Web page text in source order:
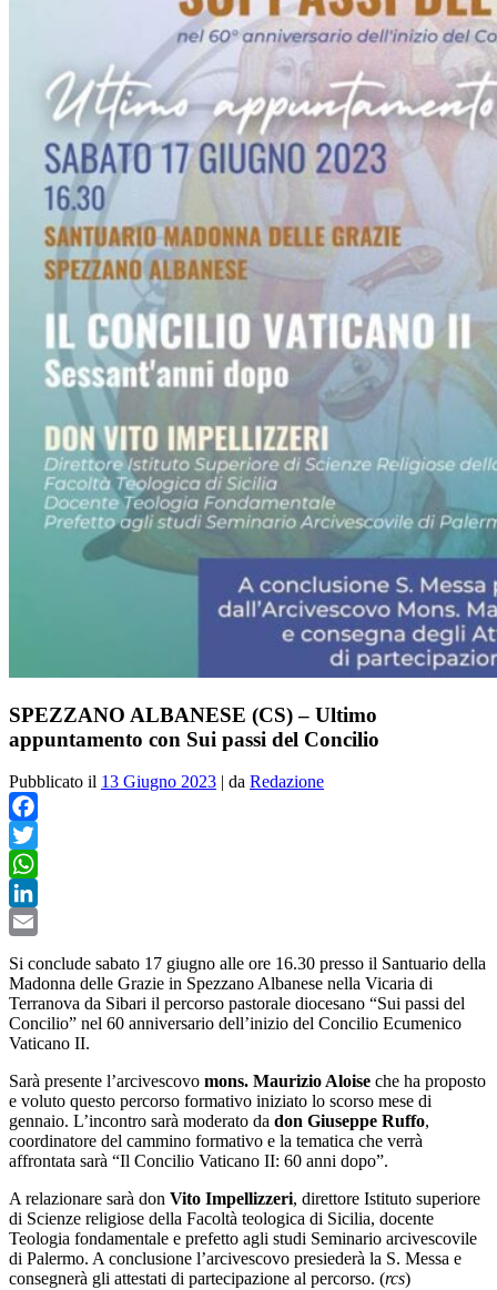
SPEZZANO ALBANESE (CS) – Ultimo
appuntamento con Sui passi del Concilio
Pubblicato il 13 Giugno 2023 | da Redazione
Facebook
Twitter
WhatsApp
LinkedIn
Si conclude sabato 17 giugno alle ore 16.30 presso il Santuario della
Madonna delle Grazie in Spezzano Albanese nella Vicaria di
Terranova da Sibari il percorso pastorale diocesano “Sui passi del
Concilio” nel 60 anniversario dell’inizio del Concilio Ecumenico
Vaticano II.
Sarà presente l’arcivescovo mons. Maurizio Aloise che ha proposto
e voluto questo percorso formativo iniziato lo scorso mese di
gennaio. L’incontro sarà moderato da don Giuseppe Ruffo,
coordinatore del cammino formativo e la tematica che verrà
affrontata sarà “Il Concilio Vaticano II: 60 anni dopo”.
A relazionare sarà don Vito Impellizzeri, direttore Istituto superiore
di Scienze religiose della Facoltà teologica di Sicilia, docente
Teologia fondamentale e prefetto agli studi Seminario arcivescovile
di Palermo. A conclusione l’arcivescovo presiederà la S. Messa e
consegnerà gli attestati di partecipazione al percorso. (rcs)